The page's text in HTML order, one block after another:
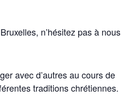
n’hésitez pas à nous
avec d’autres au cours de
traditions chrétiennes.